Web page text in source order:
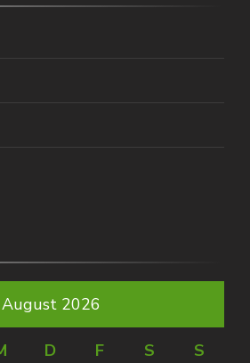
August 2026
D F S S